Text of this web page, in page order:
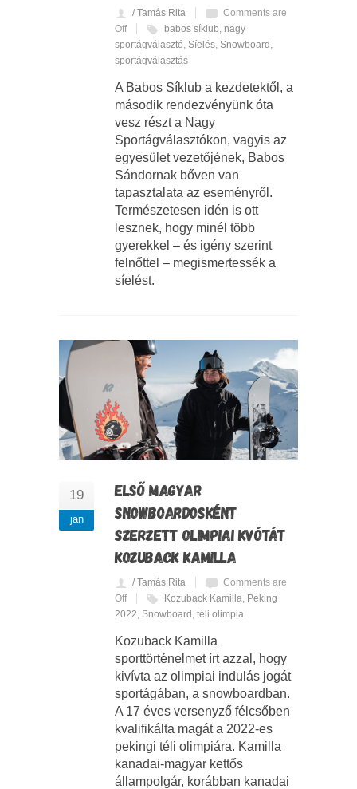
/ Tamás Rita
Comments are
Off
babos síklub, nagy
sportágválasztó, Síelés, Snowboard,
sportágválasztás
A Babos Síklub a kezdetektől, a
második rendezvényünk óta
vesz részt a Nagy
Sportágválasztókon, vagyis az
egyesület vezetőjének, Babos
Sándornak bőven van
tapasztalata az eseményről.
Természetesen idén is ott
lesznek, hogy minél több
gyerekkel – és igény szerint
felnőttel – megismertessék a
síelést.
19
jan
ELSŐ MAGYAR
SNOWBOARDOSKÉNT
SZERZETT OLIMPIAI KVÓTÁT
KOZUBACK KAMILLA
/ Tamás Rita
Comments are
Off
Kozuback Kamilla, Peking
2022, Snowboard, téli olimpia
Kozuback Kamilla
sporttörténelmet írt azzal, hogy
kivívta az olimpiai indulás jogát
sportágában, a snowboardban.
A 17 éves versenyző félcsőben
kvalifikálta magát a 2022-es
pekingi téli olimpiára. Kamilla
kanadai-magyar kettős
állampolgár, korábban kanadai